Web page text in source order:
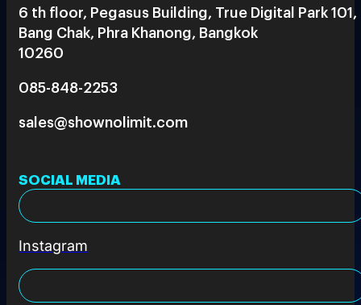
6 th floor, Pegasus Building, True Digital Park 101,
Bang Chak, Phra Khanong, Bangkok
10260
085-848-2253
sales@shownolimit.com
SOCIAL MEDIA
Instagram